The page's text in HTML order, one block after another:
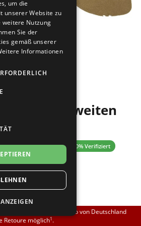
Fußweiten
(9 Bewertungen) ✓ 100% Verifiziert
EUR
nicht auf Lager?
EUR liefern wir innerhalb von Deutschland
Retoure möglich1.
um die
unserer Website zu
weitere Nutzung
Sie der
gemäß unserer
Informationen